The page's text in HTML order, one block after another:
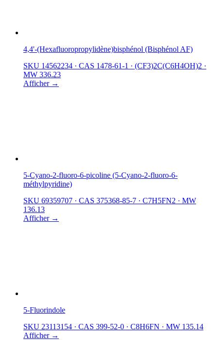
4,4'-(Hexafluoropropylidène)bisphénol (Bisphénol AF)
SKU 14562234 · CAS 1478-61-1 · (CF3)2C(C6H4OH)2 ·
MW 336.23
Afficher →
5-Cyano-2-fluoro-6-picoline (5-Cyano-2-fluoro-6-
méthylpyridine)
SKU 69359707 · CAS 375368-85-7 · C7H5FN2 · MW
136.13
Afficher →
5-Fluorindole
SKU 23113154 · CAS 399-52-0 · C8H6FN · MW 135.14
Afficher →